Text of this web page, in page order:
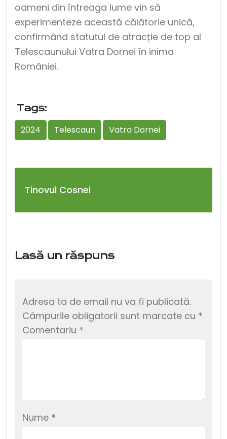
oameni din întreaga lume vin să
experimenteze această călătorie unică,
confirmând statutul de atracție de top al
Telescaunului Vatra Dornei în inima
României.
Tags:
2024
Telescaun Vatra Dornei
Tinovul Cosnei
Lasă un răspuns
Adresa ta de email nu va fi publicată.
Câmpurile obligatorii sunt marcate cu *
Comentariu *
Nume *